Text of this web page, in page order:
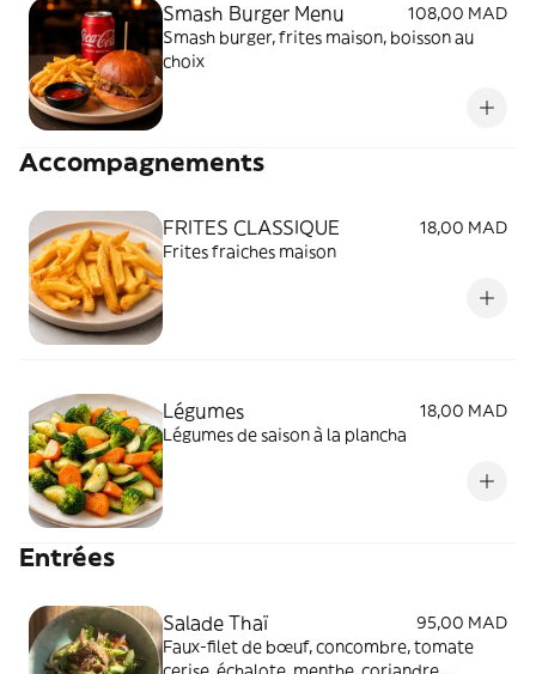
Smash Burger Menu
108,00 MAD
Smash burger, frites maison, boisson au
choix
Accompagnements
FRITES CLASSIQUE
18,00 MAD
Frites fraiches maison
Légumes
18,00 MAD
Légumes de saison à la plancha
Entrées
Salade Thaï
95,00 MAD
Faux-filet de bœuf, concombre, tomate